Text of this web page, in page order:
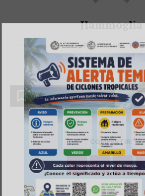
SUSCRÍBETE AHORA
Empresa
Jlammoglia
Guardar esta Publicación
COMPARTIR: